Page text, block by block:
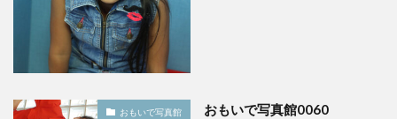
おもいで写真館 おもいで写真館0060